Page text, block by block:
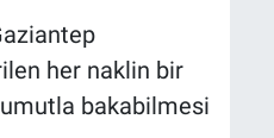
her naklin bir
umutla bakabilmesi